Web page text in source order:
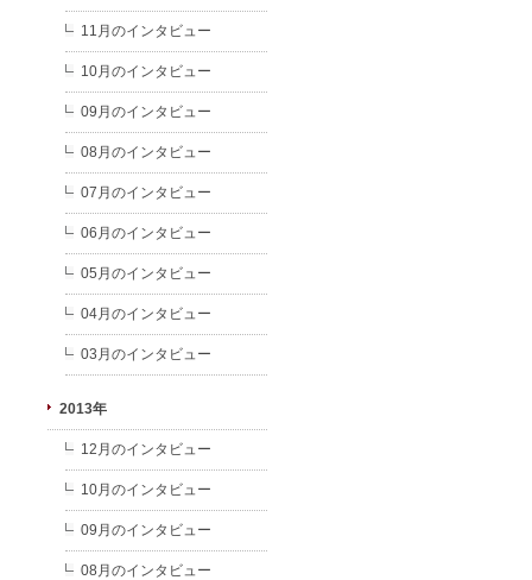
11月のインタビュー
10月のインタビュー
09月のインタビュー
08月のインタビュー
07月のインタビュー
06月のインタビュー
05月のインタビュー
04月のインタビュー
03月のインタビュー
2013年
12月のインタビュー
10月のインタビュー
09月のインタビュー
08月のインタビュー